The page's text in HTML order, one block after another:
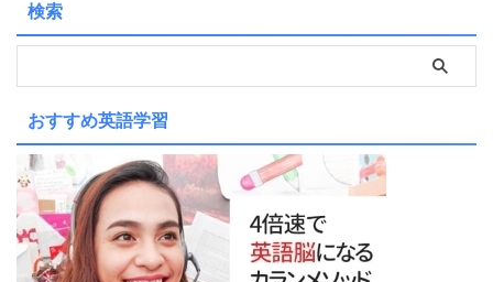
検索
おすすめ英語学習